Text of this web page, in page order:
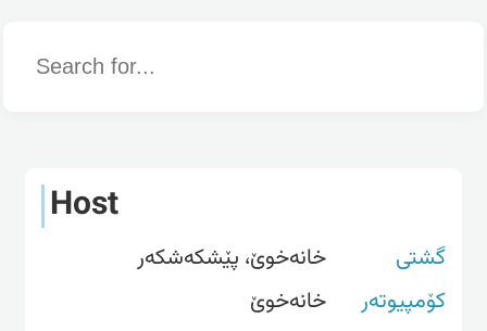
Word
Host
گشتی
خانەخوێ، پێشکەشکەر
کۆمپیوتەر
خانه‌خوێ